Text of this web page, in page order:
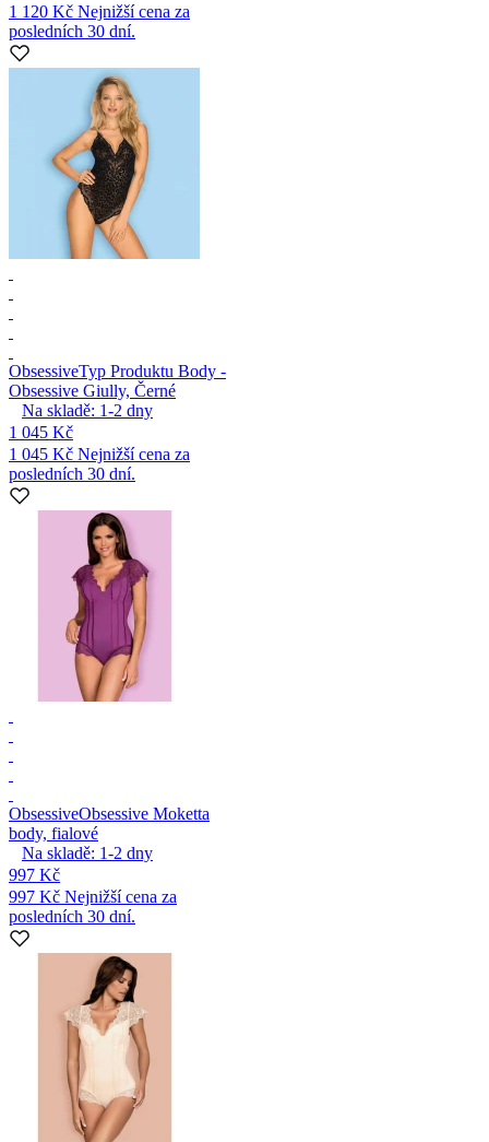
1 120 Kč Nejnižší cena za
posledních 30 dní.
ObsessiveTyp Produktu Body -
Obsessive Giully, Černé
Na skladě: 1-2 dny
1 045 Kč
1 045 Kč Nejnižší cena za
posledních 30 dní.
ObsessiveObsessive Moketta
body, fialové
Na skladě: 1-2 dny
997 Kč
997 Kč Nejnižší cena za
posledních 30 dní.